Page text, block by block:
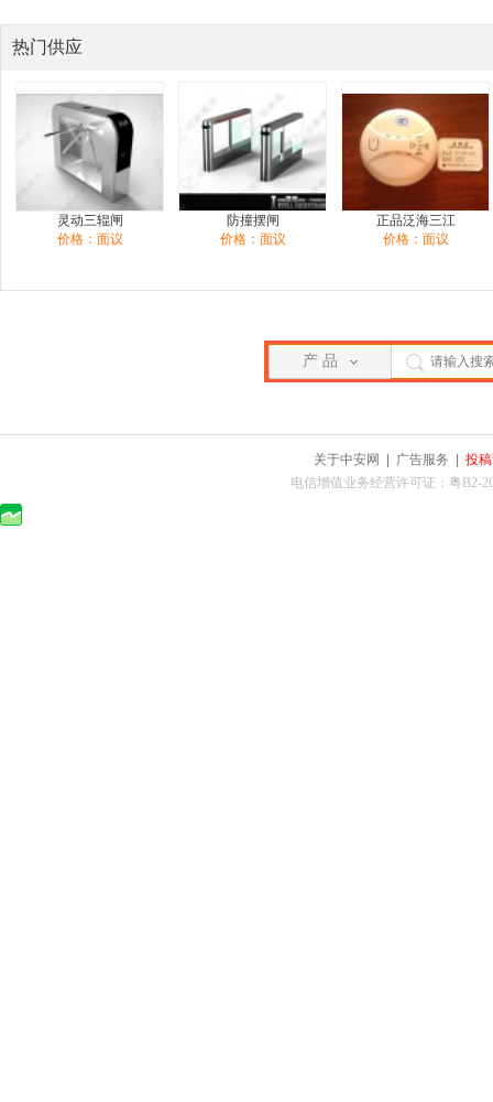
热门供应
灵动三辊闸
价格：面议
防撞摆闸
价格：面议
正品泛海三江
价格：面议
产 品
关于中安网 广告服务
投
电信增值业务经营许可证：粤